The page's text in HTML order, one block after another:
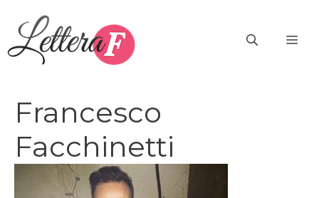
contenuto
Francesco
Facchinetti